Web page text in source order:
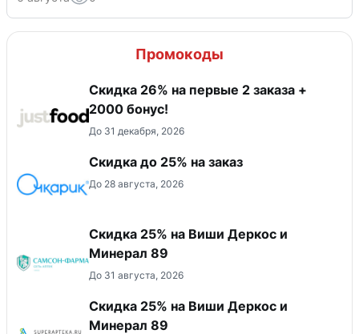
Промокоды
Скидка 26% на первые 2 заказа +
2000 бонус!
До 31 декабря, 2026
Скидка до 25% на заказ
До 28 августа, 2026
Скидка 25% на Виши Деркос и
Минерал 89
До 31 августа, 2026
Скидка 25% на Виши Деркос и
Минерал 89